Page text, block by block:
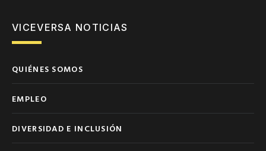
VICEVERSA NOTICIAS
QUIÉNES SOMOS
EMPLEO
DIVERSIDAD E INCLUSIÓN